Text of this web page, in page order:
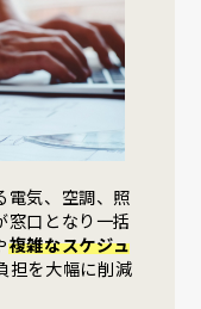
電気、空調、照
窓口となり一括
複雑なスケジュ
担を大幅に削減